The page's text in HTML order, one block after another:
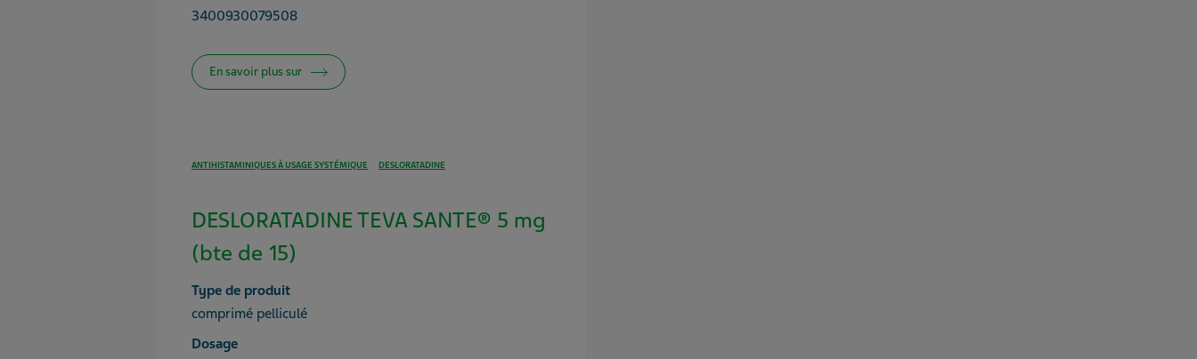
3400930079508
En savoir plus sur
ANTIHISTAMINIQUES À USAGE SYSTÉMIQUE DESLORATADINE
DESLORATADINE TEVA SANTE® 5 mg
(bte de 15)
Type de produit
comprimé pelliculé
Dosage